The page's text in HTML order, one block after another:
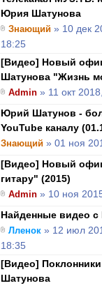
Юрия Шатунова
Знающий » 10 дек
18:25
[Видео] Новый
Шатунова "Жизнь
Admin » 11 окт
Юрий Шатунов -
YouTube каналу
Знающий » 01 ноя
[Видео] Новый
гитару" (2015)
Admin » 10 ноя
Найденные видео
Лленок » 12 июл
18:35
[Видео]
Шатунова